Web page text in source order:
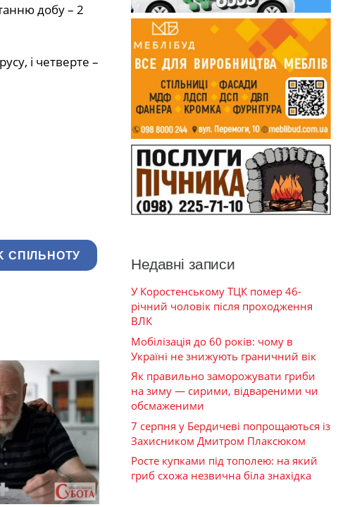
добу – 2
і четверте –
СПІЛЬНОТУ
Недавні записи
У Коростенському ТЦК помер 46-
річний чоловік після проходження
ВЛК
Мобілізація до 60 років: чому в
Україні не знижують граничний вік
Як правильно заморожувати гриби
на зиму — сирими, відвареними чи
обсмаженими
7 серпня у Бердичеві попрощаються із
Захисником Дмитром Плаксюком
Росте купками під тополею: на який
гриб схожа незвична біла знахідка